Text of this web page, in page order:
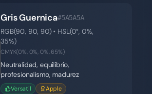
Gris Guernica#5A5A5A
RGB(90, 90, 90) • HSL(0°, 0%,
35%)
CMYK(0%,0%,0%,65%)
Neutralidad, equilibrio,
profesionalismo, madurez
Versatil
Apple